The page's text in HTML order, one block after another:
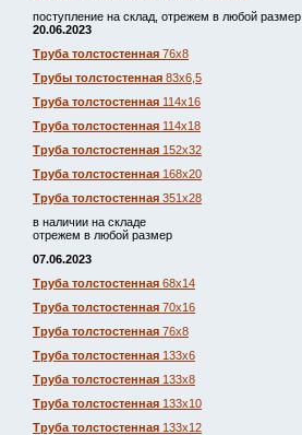
поступление на склад, отрежем в любой размер.
20.06.2023
Труба толстостенная 76х8
Трубы толстостенная 83х6,5
Труба толстостенная 114х16
Труба толстостенная 114х18
Труба толстостенная 152х32
Труба толстостенная 168х20
Труба толстостенная 351х28
в наличии на складе
отрежем в любой размер
07.06.2023
Труба толстостенная 68х14
Труба толстостенная 70х16
Труба толстостенная 76х8
Труба толстостенная 133х6
Труба толстостенная 133х8
Труба толстостенная 133х10
Труба толстостенная 133х12